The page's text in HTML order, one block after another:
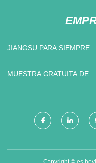
JIANGSU PARA SIEMPRE
COMPAÑÍA, LIMITADO
MUESTRA GRATUITA DE
Copyright ©